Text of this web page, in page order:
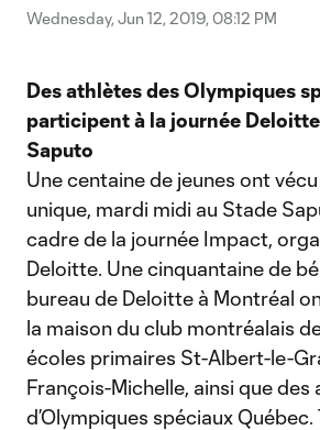
Wednesday, Jun 12, 2019, 08:12 PM
Des athlètes des Olympiques
participent à la journée
Saputo
Une centaine de jeunes ont
unique, mardi midi au Stade
cadre de la journée Impact,
Deloitte. Une cinquantaine de
bureau de Deloitte à Montréal
la maison du club montréalais
écoles primaires St-Albert-le-
François-Michelle, ainsi que des
d’Olympiques spéciaux